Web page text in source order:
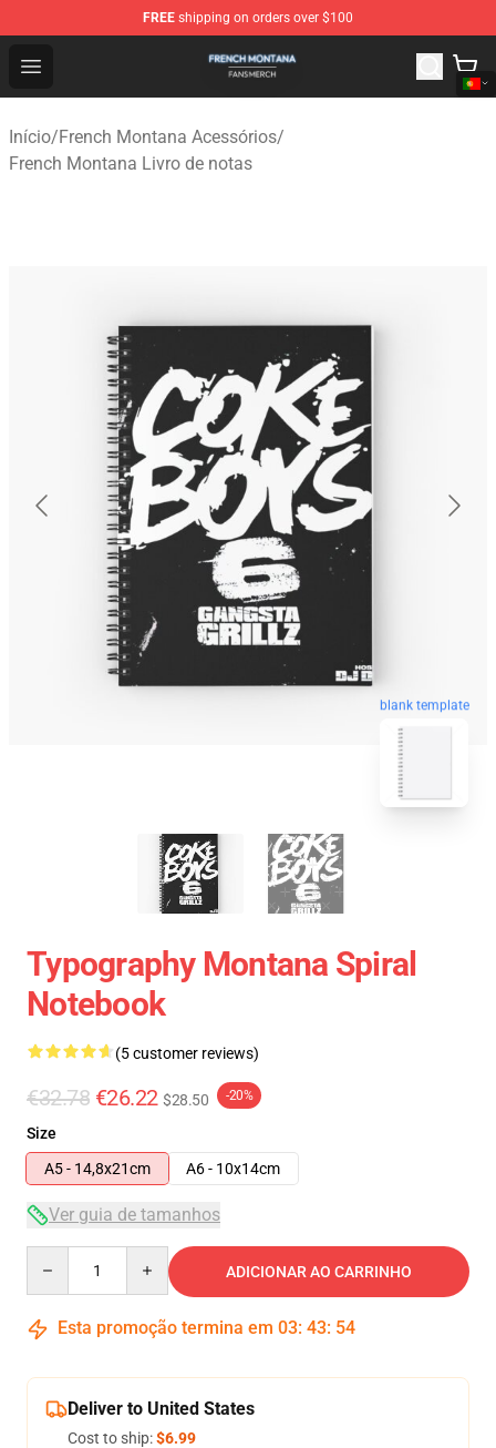
FREE shipping on orders over $100
Open menu
French Montana Shop - Official French Montana
Início/French Montana Acessórios/
French Montana Livro de notas
blank template
Typography Montana Spiral
Notebook
(5 customer reviews)
€32.78 €26.22 $28.50 -20%
Size
A5 - 14,8x21cm
A6 - 10x14cm
Ver guia de tamanhos
ADICIONAR AO CARRINHO
Esta promoção termina em 03: 43: 54
Deliver to United States
Cost to ship:$6.99